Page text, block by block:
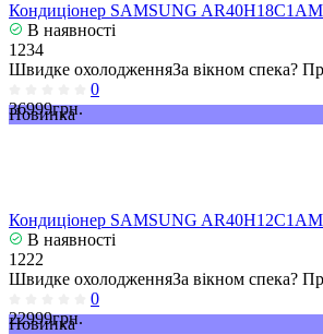
Кондиціонер SAMSUNG
В наявності
1234
Швидке охолодженняЗа вікном спека?
0
36999грн.
Новинка
Кондиціонер SAMSUNG
В наявності
1222
Швидке охолодженняЗа вікном спека?
0
22999грн.
Новинка